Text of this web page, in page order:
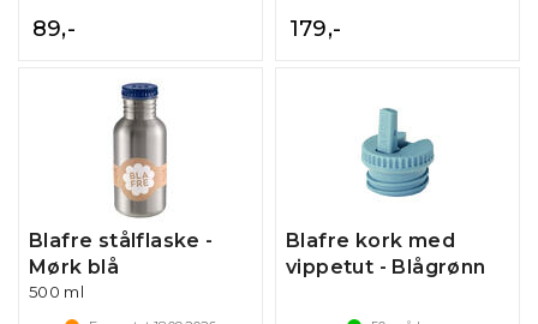
89,- 179,-
Blafre stålflaske -
Mørk blå
500 ml
Blafre kork med
vippetut - Blågrønn